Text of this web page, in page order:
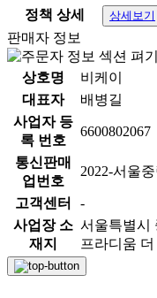
정책 상세
상세보기
판매자 정보
상호명
비케이
대표자
배병길
사업자 등
록 번호
6600802067
통신판매
업번호
2022-서울
고객센터
-
사업장 소
재지
서울특별시
프라디움